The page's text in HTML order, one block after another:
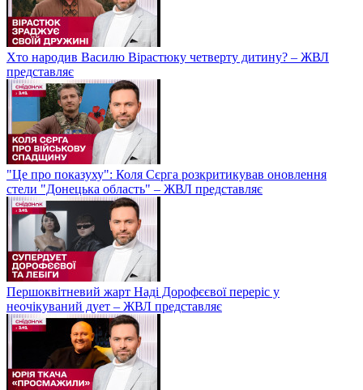
Хто народив Василю Вірастюку четверту дитину? – ЖВЛ
представляє
"Це про показуху": Коля Сєрга розкритикував оновлення
стели "Донецька область" – ЖВЛ представляє
Першоквітневий жарт Наді Дорофєєвої переріс у
неочікуваний дует – ЖВЛ представляє